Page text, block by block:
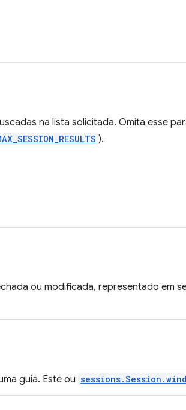
na lista solicitada. Omita esse
).
ou modificada, representado em
guia. Este ou